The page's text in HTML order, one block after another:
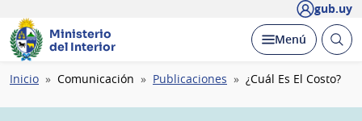
gub.uy
Ministerio
del Interior
Desplegar
Menú Abrir
Ruta
navegación
Inicio Comunicación Publicaciones ¿Cuál Es El Costo?